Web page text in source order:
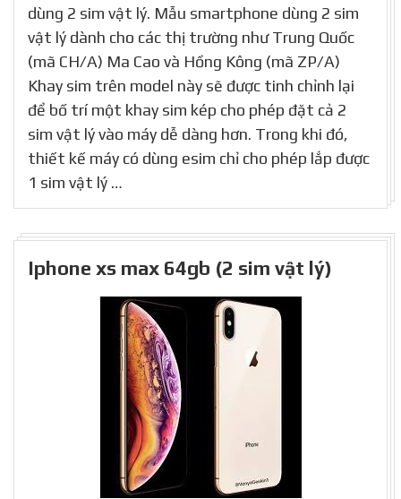
dùng 2 sim vật lý. Mẫu smartphone dùng 2 sim
vật lý dành cho các thị trường như Trung Quốc
(mã CH/A) Ma Cao và Hồng Kông (mã ZP/A)
Khay sim trên model này sẽ được tinh chỉnh lại
để bố trí một khay sim kép cho phép đặt cả 2
sim vật lý vào máy dễ dàng hơn. Trong khi đó,
thiết kế máy có dùng esim chỉ cho phép lắp được
1 sim vật lý …
Iphone xs max 64gb (2 sim vật lý)